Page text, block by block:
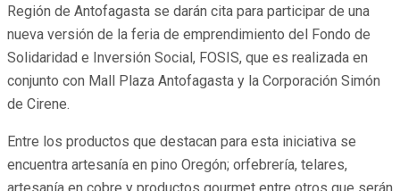
Región de Antofagasta se darán cita para participar de una
nueva versión de la feria de emprendimiento del Fondo de
Solidaridad e Inversión Social, FOSIS, que es realizada en
conjunto con Mall Plaza Antofagasta y la Corporación Simón
de Cirene.
Entre los productos que destacan para esta iniciativa se
encuentra artesanía en pino Oregón; orfebrería, telares,